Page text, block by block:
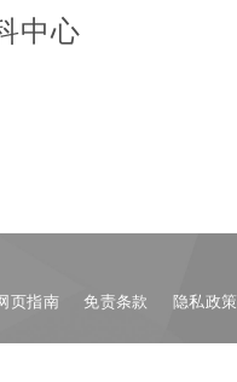
中心
页指南 免责条款 隐私政策